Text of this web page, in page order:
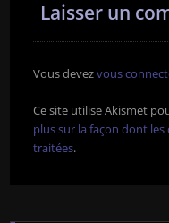
Laisser un
Vous devezvous
Ce site utilise Akismet
plus sur la façon dont
traitées.